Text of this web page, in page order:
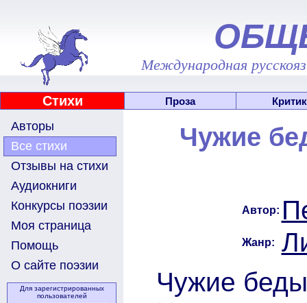
Международная
Стихи Проза
Авторы
Все стихи
Отзывы на стихи
Аудиокниги
Конкурсы поэзии
Моя страница
Помощь
О сайте поэзии
Для зарегистрированных
пользователей
Чужие
Автор:
Жанр:
Чужие